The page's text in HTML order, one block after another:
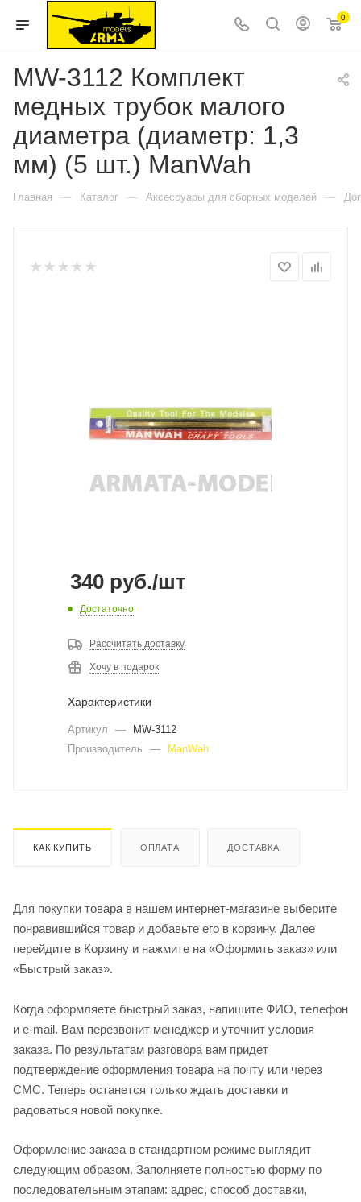
0
MW-3112 Комплект
медных трубок малого
диаметра (диаметр: 1,3
мм) (5 шт.) ManWah
Главная — Каталог — Аксессуары для сборных моделей —
340 руб./шт
Достаточно
Рассчитать доставку
Хочу в подарок
Характеристики
Артикул —
MW-3112
Производитель
— ManWah
КАК КУПИТЬ ОПЛАТА ДОСТАВКА
Для покупки товара в нашем интернет-магазине выберите
понравившийся товар и добавьте его в корзину. Далее
перейдите в Корзину и нажмите на «Оформить заказ» или
«Быстрый заказ».
Когда оформляете быстрый заказ, напишите ФИО, телефон
и e-mail. Вам перезвонит менеджер и уточнит условия
заказа. По результатам разговора вам придет
подтверждение оформления товара на почту или через
СМС. Теперь останется только ждать доставки и
радоваться новой покупке.
Оформление заказа в стандартном режиме выглядит
следующим образом. Заполняете полностью форму по
последовательным этапам: адрес, способ доставки,